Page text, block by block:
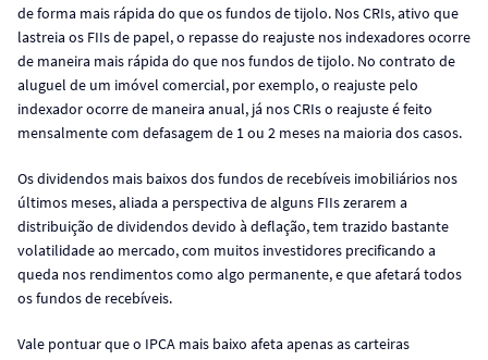
de forma mais rápida do que os fundos de tijolo. Nos CRIs, ativo que
lastreia os FIIs de papel, o repasse do reajuste nos indexadores ocorre
de maneira mais rápida do que nos fundos de tijolo. No contrato de
aluguel de um imóvel comercial, por exemplo, o reajuste pelo
indexador ocorre de maneira anual, já nos CRIs o reajuste é feito
mensalmente com defasagem de 1 ou 2 meses na maioria dos casos.
Os dividendos mais baixos dos fundos de recebíveis imobiliários nos
últimos meses, aliada a perspectiva de alguns FIIs zerarem a
distribuição de dividendos devido à deflação, tem trazido bastante
volatilidade ao mercado, com muitos investidores precificando a
queda nos rendimentos como algo permanente, e que afetará todos
os fundos de recebíveis.
Vale pontuar que o IPCA mais baixo afeta apenas as carteiras